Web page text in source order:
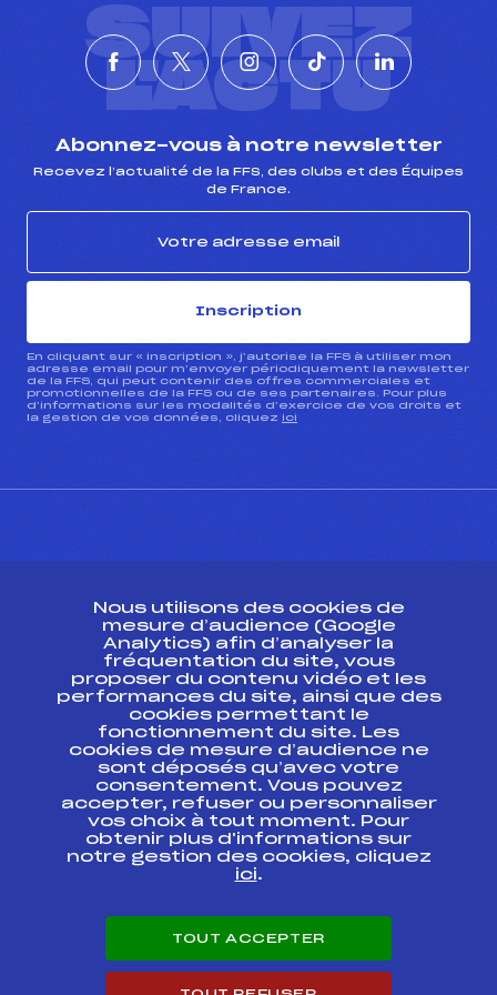
SUIVEZ
L'ACTU
Abonnez-vous à notre newsletter
Recevez l’actualité de la FFS, des clubs et des Équipes
de France.
Inscription
En cliquant sur « inscription », j’autorise la FFS à utiliser mon
adresse email pour m’envoyer périodiquement la newsletter
de la FFS, qui peut contenir des offres commerciales et
promotionnelles de la FFS ou de ses partenaires. Pour plus
d’informations sur les modalités d’exercice de vos droits et
la gestion de vos données, cliquez ici
Ressources
Pass’Neige
Projet sportif fédéral
Projet de performance fédéral
Antidopage
Pôle Développement, Formation, Suivi
Scientifique
Listes ministérielles
Pôle vie de l’athlète
Enseignement professionnel
Carrières
Nous utilisons des cookies de
mesure d’audience (Google
Analytics) afin d’analyser la
fréquentation du site, vous
proposer du contenu vidéo et les
performances du site, ainsi que des
cookies permettant le
fonctionnement du site. Les
cookies de mesure d’audience ne
sont déposés qu’avec votre
consentement. Vous pouvez
accepter, refuser ou personnaliser
vos choix à tout moment. Pour
obtenir plus d'informations sur
notre gestion des cookies, cliquez
ici.
TOUT ACCEPTER